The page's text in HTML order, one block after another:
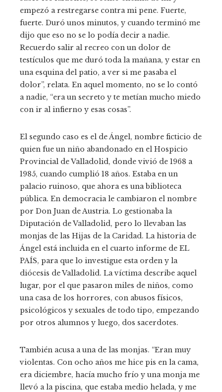
empezó a restregarse contra mi pene. Fuerte,
fuerte. Duró unos minutos, y cuando terminó me
dijo que eso no se lo podía decir a nadie.
Recuerdo salir al recreo con un dolor de
testículos que me duró toda la mañana, y estar en
una esquina del patio, a ver si me pasaba el
dolor”, relata. En aquel momento, no se lo contó
a nadie, “era un secreto y te metían mucho miedo
con ir al infierno y esas cosas”.
El segundo caso es el de Ángel, nombre ficticio de
quien fue un niño abandonado en el Hospicio
Provincial de Valladolid, donde vivió de 1968 a
1985, cuando cumplió 18 años. Estaba en un
palacio ruinoso, que ahora es una biblioteca
pública. En democracia le cambiaron el nombre
por Don Juan de Austria. Lo gestionaba la
Diputación de Valladolid, pero lo llevaban las
monjas de las Hijas de la Caridad. La historia de
Ángel está incluida en el cuarto informe de EL
PAÍS, para que lo investigue esta orden y la
diócesis de Valladolid. La víctima describe aquel
lugar, por el que pasaron miles de niños, como
una casa de los horrores, con abusos físicos,
psicológicos y sexuales de todo tipo, empezando
por otros alumnos y luego, dos sacerdotes.
También acusa a una de las monjas. “Eran muy
violentas. Con ocho años me hice pis en la cama,
era diciembre, hacía mucho frío y una monja me
llevó a la piscina, que estaba medio helada, y me